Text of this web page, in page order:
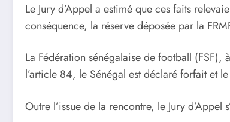
Le Jury d’Appel a estimé que ces faits
conséquence, la réserve déposée par la
La Fédération sénégalaise de football
l’article 84, le Sénégal est déclaré forfait et
Outre l’issue de la rencontre, le Jury